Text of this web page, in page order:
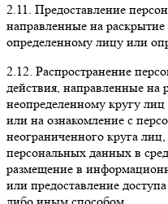
2.11. Предоставление
направленные на
определенному лицу или
2.12. Распространение
действия, направленные на
неопределенному кругу
или на ознакомление с
неограниченного круга
персональных данных в
размещение в
или предоставление